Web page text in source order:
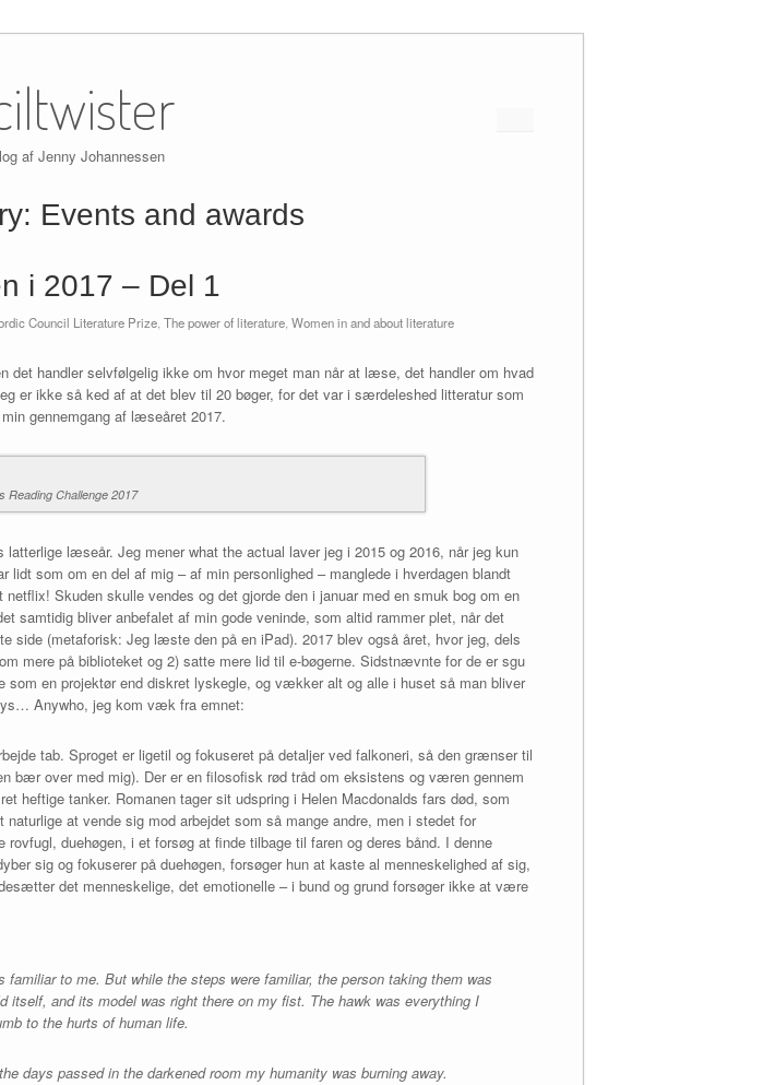
af Jenny Johannessen
Events and awards
i 2017 – Del 1
Council Literature Prize The power of literature Women in and about literature
det handler selvfølgelig ikke om hvor meget man når at læse, det handler om hvad
er ikke så ked af at det blev til 20 bøger, for det var i særdeleshed litteratur som
gennemgang af læseåret 2017.
Reading Challenge 2017
læseår. Jeg mener what the actual laver jeg i 2015 og 2016, når jeg kun
som om en del af mig – af min personlighed – manglede i hverdagen blandt
Skuden skulle vendes og det gjorde den i januar med en smuk bog om en
samtidig bliver anbefalet af min gode veninde, som altid rammer plet, når det
side (metaforisk: Jeg læste den på en iPad). 2017 blev også året, hvor jeg, dels
mere på biblioteket og 2) satte mere lid til e-bøgerne. Sidstnævnte for de er sgu
en projektør end diskret lyskegle, og vækker alt og alle i huset så man bliver
Anywho, jeg kom væk fra emnet:
tab. Sproget er ligetil og fokuseret på detaljer ved falkoneri, så den grænser til
bær over med mig). Der er en filosofisk rød tråd om eksistens og væren gennem
tanker. Romanen tager sit udspring i Helen Macdonalds fars død, som
at vende sig mod arbejdet som så mange andre, men i stedet for
duehøgen, i et forsøg at finde tilbage til faren og deres bånd. I denne
sig og fokuserer på duehøgen, forsøger hun at kaste al menneskelighed af sig,
det menneskelige, det emotionelle – i bund og grund forsøger ikke at være
to me. But while the steps were familiar, the person taking them was
itself, and its model was right there on my fist. The hawk was everything I
to the hurts of human life.
days passed in the darkened room my humanity was burning away.